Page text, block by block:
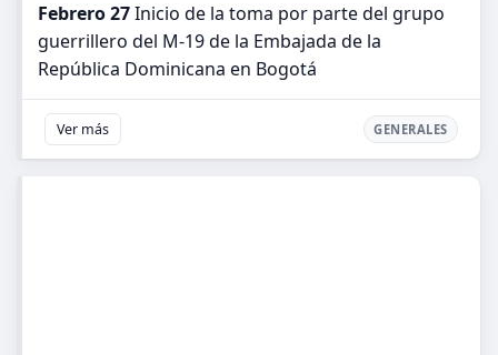
Febrero 27Inicio de la toma por parte del grupo
guerrillero del M-19 de la Embajada de la
República Dominicana en Bogotá
Ver más GENERALES